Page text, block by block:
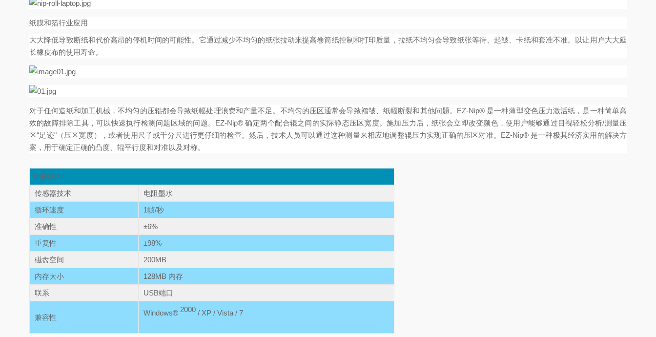
纸膜和箔行业应用
大大降低导致断纸和代价高昂的停机时间的可能性。它通过减少不均匀的纸张拉动来提高卷筒纸控制和打印质量，拉纸不均匀会导致纸张等待、起皱、卡纸和套准不准。以让用户大大延
长橡皮布的使用寿命。
对于任何造纸和加工机械，不均匀的压辊都会导致纸幅处理浪费和产量不足。不均匀的压区通常会导致褶皱、纸幅断裂和其他问题。EZ-Nip® 是一种薄型变色压力激活纸，是一种简单高
效的故障排除工具，可以快速执行检测问题区域的问题。EZ-Nip® 确定两个配合辊之间的实际静态压区宽度。施加压力后，纸张会立即改变颜色，使用户能够通过目视轻松分析/测量压
区“足迹"（压区宽度），或者使用尺子或千分尺进行更仔细的检查。然后，技术人员可以通过这种测量来相应地调整辊压力实现正确的压区对准。EZ-Nip® 是一种极其经济实用的解决方
案，用于确定正确的凸度、辊平行度和对准以及对称。
系统规格
传感器技术
电阻墨水
循环速度
1帧/秒
准确性
±6%
重复性
±98%
磁盘空间
200MB
内存大小
128MB 内存
联系
USB端口
兼容性
Windows® 2000 / XP / Vista / 7